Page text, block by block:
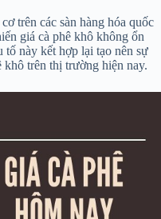
trên các sàn hàng hóa quốc
giá cà phê khô không ổn
này kết hợp lại tạo nên sự
trên thị trường hiện nay.